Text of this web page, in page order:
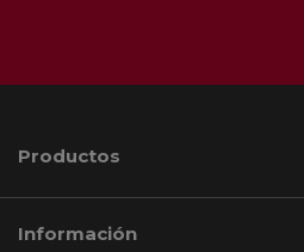
Productos
Información